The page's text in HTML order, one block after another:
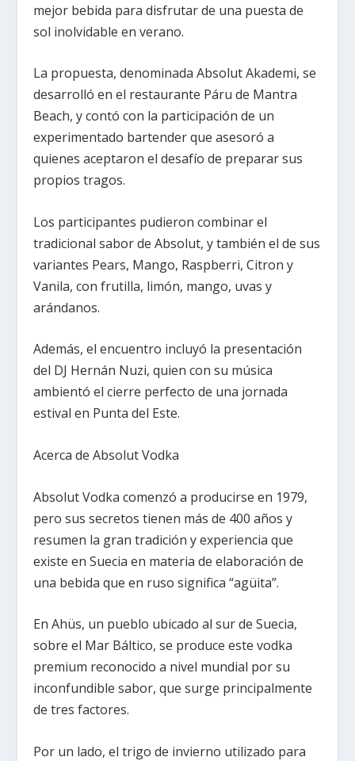
mejor bebida para disfrutar de una puesta de
sol inolvidable en verano.
La propuesta, denominada Absolut Akademi, se
desarrolló en el restaurante Páru de Mantra
Beach, y contó con la participación de un
experimentado bartender que asesoró a
quienes aceptaron el desafío de preparar sus
propios tragos.
Los participantes pudieron combinar el
tradicional sabor de Absolut, y también el de sus
variantes Pears, Mango, Raspberri, Citron y
Vanila, con frutilla, limón, mango, uvas y
arándanos.
Además, el encuentro incluyó la presentación
del DJ Hernán Nuzi, quien con su música
ambientó el cierre perfecto de una jornada
estival en Punta del Este.
Acerca de Absolut Vodka
Absolut Vodka comenzó a producirse en 1979,
pero sus secretos tienen más de 400 años y
resumen la gran tradición y experiencia que
existe en Suecia en materia de elaboración de
una bebida que en ruso significa “agüita”.
En Ahüs, un pueblo ubicado al sur de Suecia,
sobre el Mar Báltico, se produce este vodka
premium reconocido a nivel mundial por su
inconfundible sabor, que surge principalmente
de tres factores.
Por un lado, el trigo de invierno utilizado para